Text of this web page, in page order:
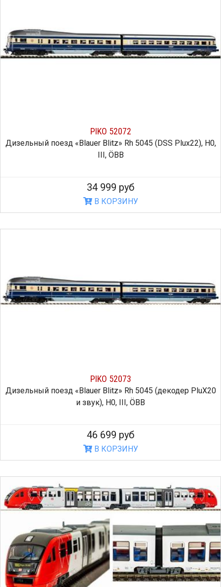
PIKO 52072
Дизельный поезд «Blauer Blitz» Rh 5045 (DSS Plux22), H0,
III, ÖBB
34 999 руб
В КОРЗИНУ
PIKO 52073
Дизельный поезд «Blauer Blitz» Rh 5045 (декодер PluX20
и звук), H0, III, ÖBB
46 699 руб
В КОРЗИНУ